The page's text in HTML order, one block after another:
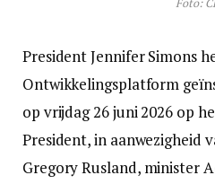
Foto:
President Jennifer Simons
Ontwikkelingsplatform
op vrijdag 26 juni 2026 op
President, in aanwezigheid
Gregory Rusland, minister